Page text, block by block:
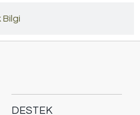
Bilgi
DESTEK